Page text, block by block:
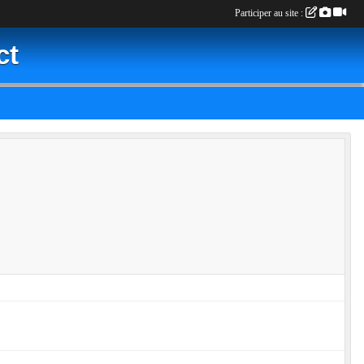
Participer au site :